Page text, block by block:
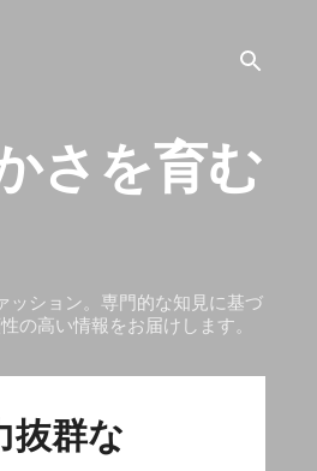
さを育む
ッション。専門的な知見に基づ
の高い情報をお届けします。
抜群な